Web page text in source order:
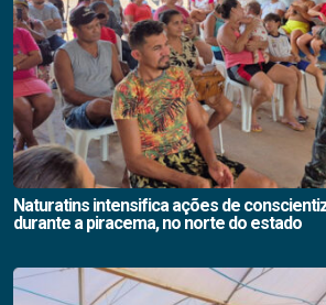
Naturatins intensifica ações de
durante a piracema, no norte do estado